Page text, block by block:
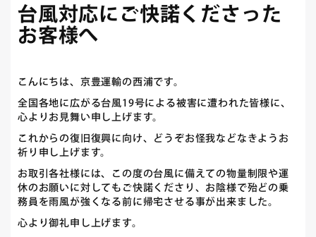
台風対応にご快諾くださった
お客様へ
こんにちは、京豊運輸の西浦です。
全国各地に広がる台風19号による被害に遭われた皆様に、
心よりお見舞い申し上げます。
これからの復旧復興に向け、どうぞお怪我などなきようお
祈り申し上げます。
お取引各社様には、この度の台風に備えての物量制限や運
休のお願いに対してもご快諾くださり、お陰様で殆どの乗
務員を雨風が強くなる前に帰宅させる事が出来ました。
心より御礼申し上げます。